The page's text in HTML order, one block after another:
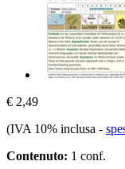
€ 2,49
(IVA 10% inclusa -
Contenuto: 1 conf.